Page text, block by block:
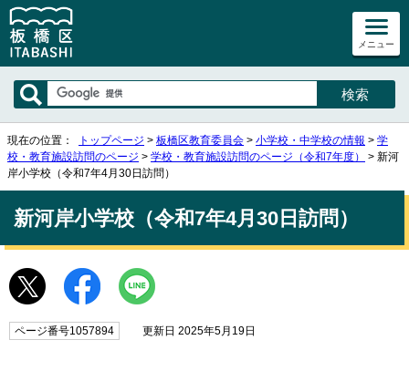
メニュー
現在の位置： トップページ > 板橋区教育委員会 > 小学校・中学校の情報 > 学
校・教育施設訪問のページ > 学校・教育施設訪問のページ（令和7年度）
> 新河
岸小学校（令和7年4月30日訪問）
新河岸小学校（令和7年4月30日訪問）
ページ番号1057894 更新日 2025年5月19日